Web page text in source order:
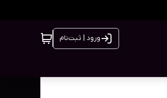
ورود | ثبت‌نام